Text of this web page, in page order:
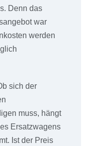
Denn das
war
werden
sich der
muss, hängt
Ersatzwagens
Ist der Preis